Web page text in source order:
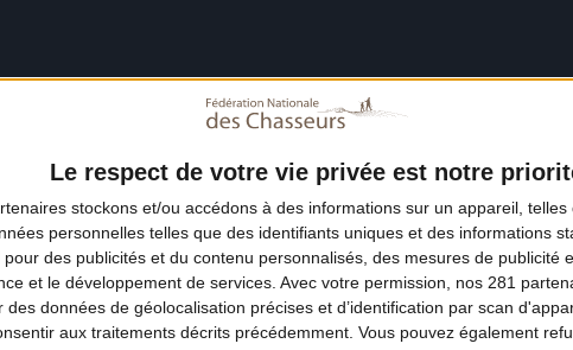
Le respect de votre vie privée est notre
stockons et/ou accédons à des informations sur un appareil, telles
personnelles telles que des identifiants uniques et des informations
des publicités et du contenu personnalisés, des mesures de publicité
et le développement de services. Avec votre permission, nos 281
des données de géolocalisation précises et d’identification par scan
aux traitements décrits précédemment. Vous pouvez également